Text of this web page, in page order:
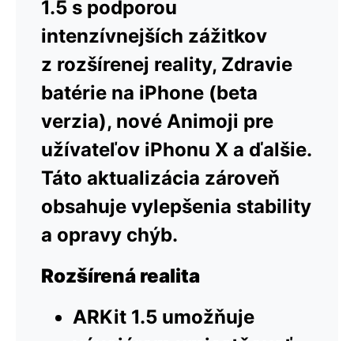
1.5 s podporou
intenzívnejších zážitkov
z rozšírenej reality, Zdravie
batérie na iPhone (beta
verzia), nové Animoji pre
užívateľov iPhonu X a ďalšie.
Táto aktualizácia zároveň
obsahuje vylepšenia stability
a opravy chýb.
Rozšírená realita
ARKit 1.5 umožňuje